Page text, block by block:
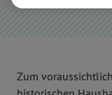
Zum